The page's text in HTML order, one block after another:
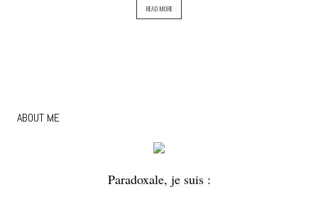
READ MORE
ABOUT ME
Paradoxale, je suis :